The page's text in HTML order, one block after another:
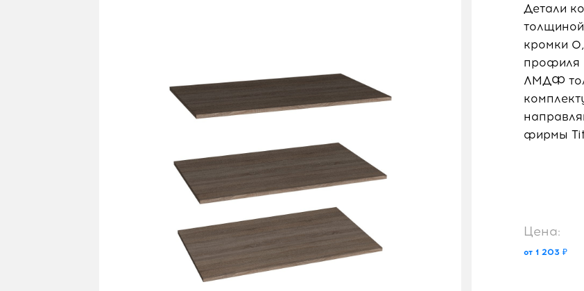
Детали
кромки
профиля
ЛМДФ
фирмы
Цена:
от 1 203 ₽